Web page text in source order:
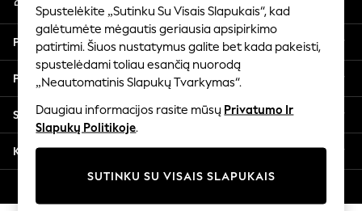
Shoes
Trousers
Shorts
Shirts
Polo Shirts
Sweatshirts & Jumpers
Coats & Jackets
Underwear
Multipacks
All Boys Sport & Swimwear
Prisijunkite prie savo paskyros
Pagalba
Privatumas ir teisinė informacija
Skyriai
Kitos paslaugos
Spustelėkite „Sutinku Su Visais Slapukais“, kad
galėtumėte mėgautis geriausia apsipirkimo
patirtimi. Šiuos nustatymus galite bet kada pakeisti,
spustelėdami toliau esančią nuorodą
„Neautomatinis Slapukų Tvarkymas“.
Daugiau informacijos rasite mūsų Privatumo Ir
Slapukų Politikoje.
SUTINKU SU VISAIS SLAPUKAIS